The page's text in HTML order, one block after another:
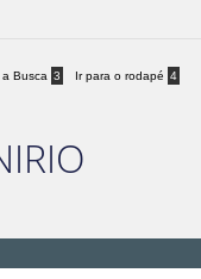
a Busca 3 Ir para o rodapé 4